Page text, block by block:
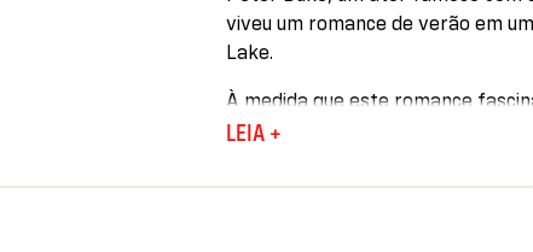
viveu um romance de verão em
Lake.
À medida que este romance
sobre suas escolhas e os
reflexão sobre o amor juvenil, o
LEIA +